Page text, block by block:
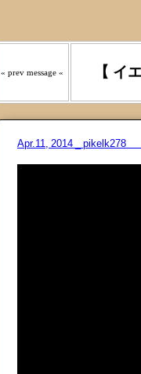
« prev message « 【 イ
Apr.11, 2014 _ pikelk278